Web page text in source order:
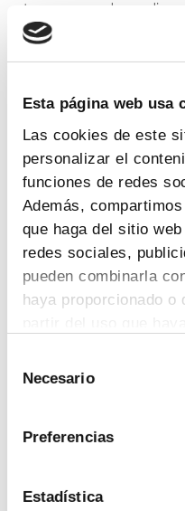
Esta página web usa
Las cookies de este
personalizar el
funciones de redes
Además,
que haga del sitio
redes sociales,
pueden combinarla
haya proporcionado o
Para más
Necesario
Preferencias
Estadística
como ha recogido la
un aumento en la
estratégicos para
aunque preocupa la
existencias por parte de
de emergencia.